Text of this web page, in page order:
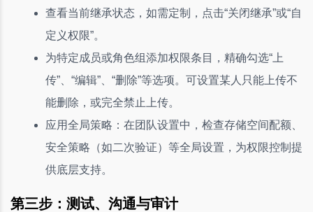
查看当前继承状态，如需定制，点击“关闭继承”或“自
定义权限”。
为特定成员或角色组添加权限条目，精确勾选“上
传”、“编辑”、“删除”等选项。可设置某人只能上传不
能删除，或完全禁止上传。
应用全局策略：在团队设置中，检查存储空间配额、
安全策略（如二次验证）等全局设置，为权限控制提
供底层支持。
第三步：测试、沟通与审计